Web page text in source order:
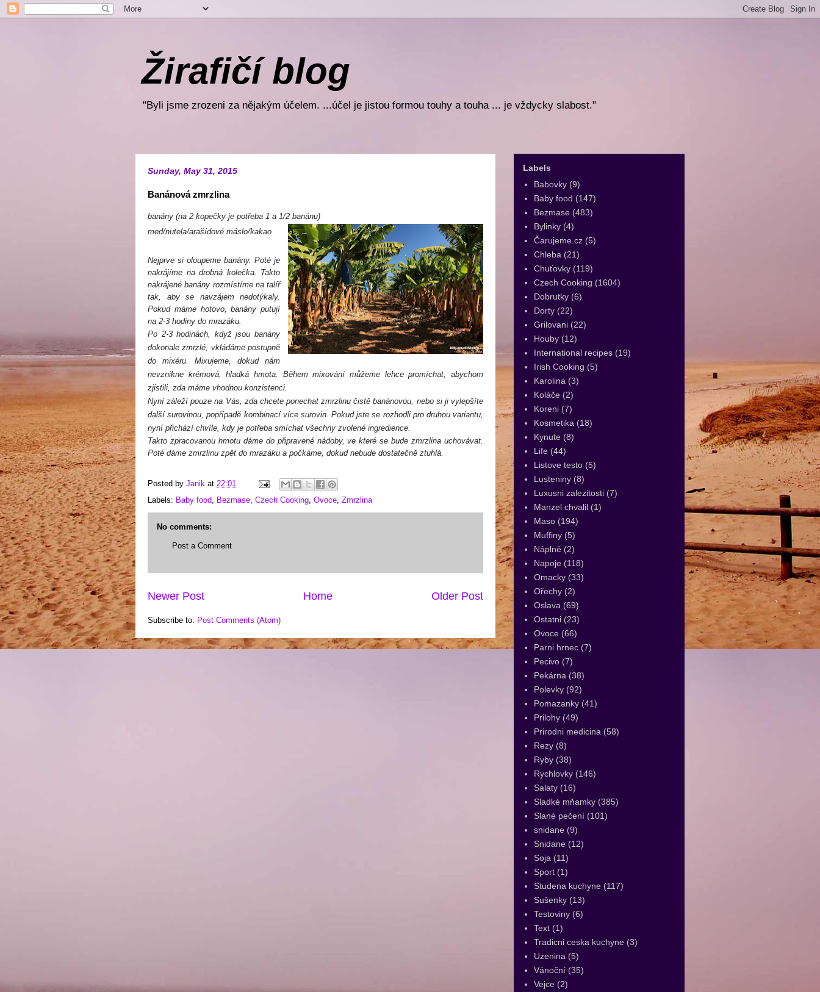
Žirafičí blog
"Byli jsme zrozeni za nějakým účelem. ...účel je jistou formou touhy a touha ... je vždycky slabost."
Sunday, May 31, 2015
Banánová zmrzlina
banány (na 2 kopečky je potřeba 1 a 1/2 banánu)
med/nutela/arašídové máslo/kakao
Nejprve si oloupeme banány. Poté je
nakrájíme na drobná kolečka. Takto
nakrájené banány rozmístíme na talíř
tak, aby se navzájem nedotýkaly.
Pokud máme hotovo, banány putují
na 2-3 hodiny do mrazáku.
Po 2-3 hodinách, když jsou banány
dokonale zmrzlé, vkládáme postupně
do mixéru. Mixujeme, dokud nám
nevznikne krémová, hladká hmota. Během mixování můžeme lehce promíchat, abychom
zjistili, zda máme vhodnou konzistenci.
Nyní záleží pouze na Vás, zda chcete ponechat zmrzlinu čistě banánovou, nebo si ji vylepšíte
další surovinou, popřípadě kombinací více surovin. Pokud jste se rozhodli pro druhou variantu,
nyní přichází chvíle, kdy je potřeba smíchat všechny zvolené ingredience.
Takto zpracovanou hmotu dáme do připravené nádoby, ve které se bude zmrzlina uchovávat.
Poté dáme zmrzlinu zpět do mrazáku a počkáme, dokud nebude dostatečně ztuhlá.
Posted by Janik at 22:01
Labels: Baby food, Bezmase, Czech Cooking, Ovoce, Zmrzlina
No comments:
Post a Comment
Newer Post Older Post
Home
Subscribe to: Post Comments (Atom)
Labels
Babovky (9)
Baby food (147)
Bezmase (483)
Bylinky (4)
Čarujeme.cz (5)
Chleba (21)
Chuťovky (119)
Czech Cooking (1604)
Dobrutky (6)
Dorty (22)
Grilovani (22)
Houby (12)
International recipes (19)
Irish Cooking (5)
Karolina (3)
Koláče (2)
Koreni (7)
Kosmetika (18)
Kynute (8)
Life (44)
Listove testo (5)
Lusteniny (8)
Luxusni zalezitosti (7)
Manzel chvalil (1)
Maso (194)
Muffiny (5)
Náplně (2)
Napoje (118)
Omacky (33)
Ořechy (2)
Oslava (69)
Ostatni (23)
Ovoce (66)
Parni hrnec (7)
Pecivo (7)
Pekárna (38)
Polevky (92)
Pomazanky (41)
Prilohy (49)
Prirodni medicina (58)
Rezy (8)
Ryby (38)
Rychlovky (146)
Salaty (16)
Sladké mňamky (385)
Slané pečení (101)
snidane (9)
Snidane (12)
Soja (11)
Sport (1)
Studena kuchyne (117)
Sušenky (13)
Testoviny (6)
Text (1)
Tradicni ceska kuchyne (3)
Uzenina (5)
Vánoční (35)
Vejce (2)